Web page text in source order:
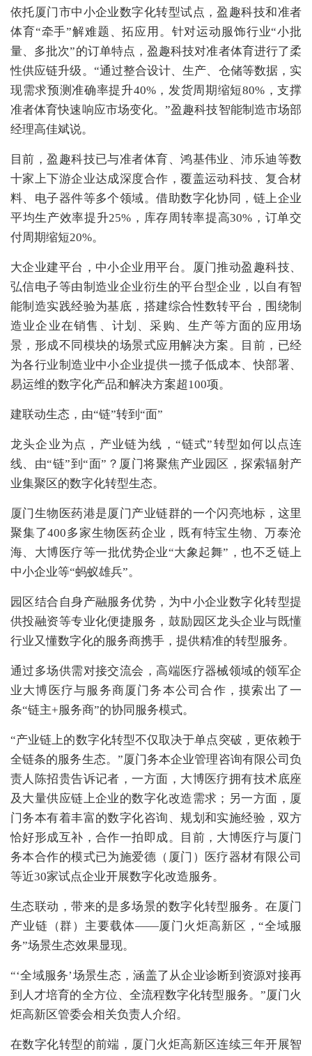
依托厦门市中小企业数字化转型试点，盈趣科技和准者
体育“牵手”解难题、拓应用。针对运动服饰行业“小批
量、多批次”的订单特点，盈趣科技对准者体育进行了柔
性供应链升级。“通过整合设计、生产、仓储等数据，实
现需求预测准确率提升40%，发货周期缩短80%，支撑
准者体育快速响应市场变化。”盈趣科技智能制造市场部
经理高佳斌说。
目前，盈趣科技已与准者体育、鸿基伟业、沛乐迪等数
十家上下游企业达成深度合作，覆盖运动科技、复合材
料、电子器件等多个领域。借助数字化协同，链上企业
平均生产效率提升25%，库存周转率提高30%，订单交
付周期缩短20%。
大企业建平台，中小企业用平台。厦门推动盈趣科技、
弘信电子等由制造业企业衍生的平台型企业，以自有智
能制造实践经验为基底，搭建综合性数转平台，围绕制
造业企业在销售、计划、采购、生产等方面的应用场
景，形成不同模块的场景式应用解决方案。目前，已经
为各行业制造业中小企业提供一揽子低成本、快部署、
易运维的数字化产品和解决方案超100项。
建联动生态，由“链”转到“面”
龙头企业为点，产业链为线，“链式”转型如何以点连
线、由“链”到“面”？厦门将聚焦产业园区，探索辐射产
业集聚区的数字化转型生态。
厦门生物医药港是厦门产业链群的一个闪亮地标，这里
聚集了400多家生物医药企业，既有特宝生物、万泰沧
海、大博医疗等一批优势企业“大象起舞”，也不乏链上
中小企业等“蚂蚁雄兵”。
园区结合自身产融服务优势，为中小企业数字化转型提
供投融资等专业化便捷服务，鼓励园区龙头企业与既懂
行业又懂数字化的服务商携手，提供精准的转型服务。
通过多场供需对接交流会，高端医疗器械领域的领军企
业大博医疗与服务商厦门务本公司合作，摸索出了一
条“链主+服务商”的协同服务模式。
“产业链上的数字化转型不仅取决于单点突破，更依赖于
全链条的服务生态。”厦门务本企业管理咨询有限公司负
责人陈招贵告诉记者，一方面，大博医疗拥有技术底座
及大量供应链上企业的数字化改造需求；另一方面，厦
门务本有着丰富的数字化咨询、规划和实施经验，双方
恰好形成互补，合作一拍即成。目前，大博医疗与厦门
务本合作的模式已为施爱德（厦门）医疗器材有限公司
等近30家试点企业开展数字化改造服务。
生态联动，带来的是多场景的数字化转型服务。在厦门
产业链（群）主要载体——厦门火炬高新区，“全域服
务”场景生态效果显现。
“‘全域服务’场景生态，涵盖了从企业诊断到资源对接再
到人才培育的全方位、全流程数字化转型服务。”厦门火
炬高新区管委会相关负责人介绍。
在数字化转型的前端，厦门火炬高新区连续三年开展智